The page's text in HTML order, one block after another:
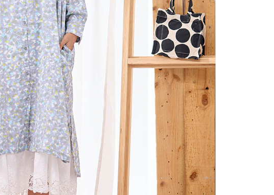
４．使用「AFTEE先享後付」時，將依據個別帳號之用戶狀況，依本公司
即時審查核予不同之上限額度；若仍有額度不足之情形，本公司將視審查
結果請求用戶進行身份認證。
５．嚴禁一人註冊多個帳號或使用他人資訊註冊。若發現惡意使用之情
形，恩沛科技股份有限公司將有權停止該用戶之使用額度並採取法律行
動。